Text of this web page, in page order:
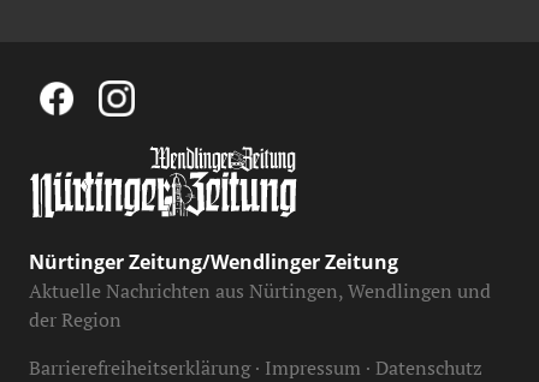
Nürtinger Zeitung/Wendlinger Zeitung
Aktuelle Nachrichten aus Nürtingen, Wendlingen und
der Region
Barrierefreiheitserklärung Impressum Datenschutz